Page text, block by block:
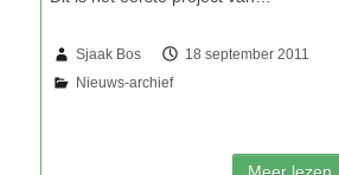
Sjaak Bos 18 september 2011